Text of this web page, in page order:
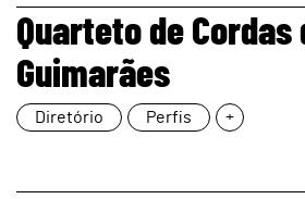
page
Quarteto de Cordas
Guimarães
Diretório Perfis +